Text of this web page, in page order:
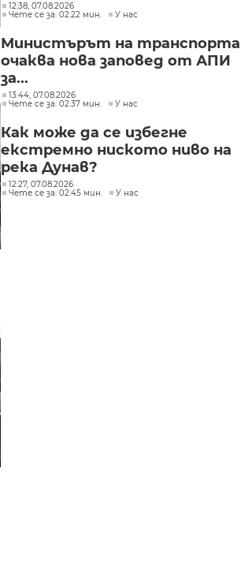
12:38, 07.08.2026
Чете се за: 02:22 мин.
У нас
Министърът на транспорта
очаква нова заповед от АПИ
за...
13:44, 07.08.2026
Чете се за: 02:37 мин.
У нас
Как може да се избегне
екстремно ниското ниво на
река Дунав?
12:27, 07.08.2026
Чете се за: 02:45 мин.
У нас